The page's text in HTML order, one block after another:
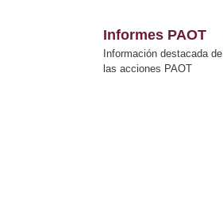
Informes PAOT
Información destacada de
las acciones PAOT